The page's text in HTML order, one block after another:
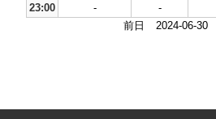
23:00
- -
前日
2024-06-30